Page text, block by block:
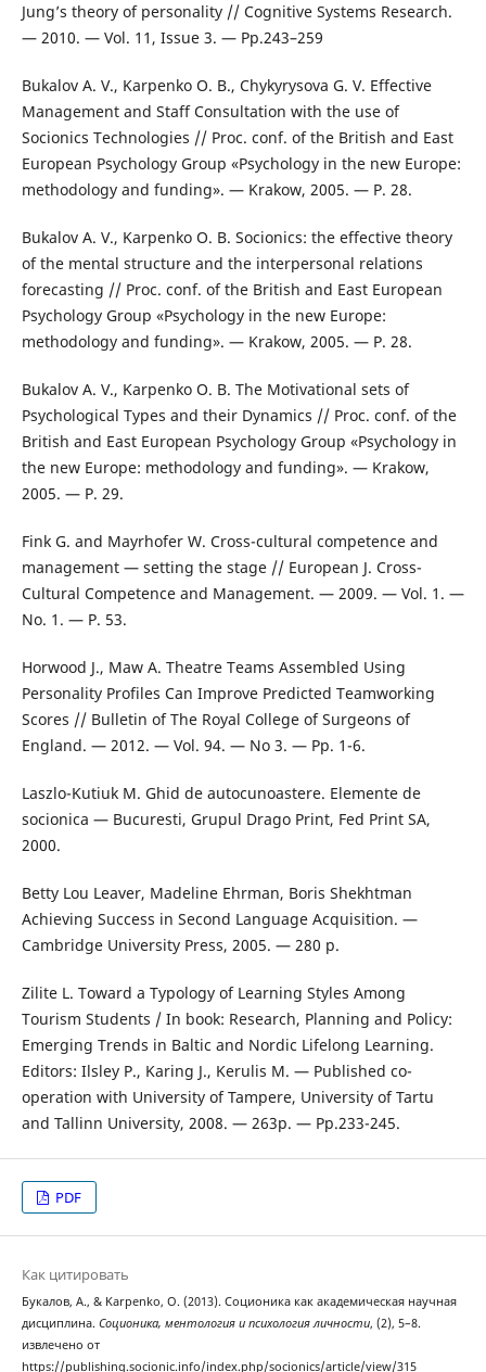
Jung’s theory of personality // Cognitive Systems Research.
— 2010. — Vol. 11, Issue 3. — Pp.243–259
Bukalov A. V., Karpenko O. B., Chykyrysova G. V. Effective
Management and Staff Consultation with the use of
Socionics Technologies // Proc. conf. of the British and East
European Psychology Group «Psychology in the new Europe:
methodology and funding». — Krakow, 2005. — P. 28.
Bukalov A. V., Karpenko O. B. Socionics: the effective theory
of the mental structure and the interpersonal relations
forecasting // Proc. conf. of the British and East European
Psychology Group «Psychology in the new Europe:
methodology and funding». — Krakow, 2005. — P. 28.
Bukalov A. V., Karpenko O. B. The Motivational sets of
Psychological Types and their Dynamics // Proc. conf. of the
British and East European Psychology Group «Psychology in
the new Europe: methodology and funding». — Krakow,
2005. — P. 29.
Fink G. and Mayrhofer W. Cross-cultural competence and
management — setting the stage // European J. Cross-
Cultural Competence and Management. — 2009. — Vol. 1. —
No. 1. — P. 53.
Horwood J., Maw A. Theatre Teams Assembled Using
Personality Profiles Can Improve Predicted Teamworking
Scores // Bulletin of The Royal College of Surgeons of
England. — 2012. — Vol. 94. — No 3. — Pp. 1-6.
Laszlo-Kutiuk M. Ghid de autocunoastere. Elemente de
socionica — Bucuresti, Grupul Drago Print, Fed Print SA,
2000.
Betty Lou Leaver, Madeline Ehrman, Boris Shekhtman
Achieving Success in Second Language Acquisition. —
Cambridge University Press, 2005. — 280 p.
Zilite L. Toward a Typology of Learning Styles Among
Tourism Students / In book: Research, Planning and Policy:
Emerging Trends in Baltic and Nordic Lifelong Learning.
Editors: Ilsley P., Karing J., Kerulis M. — Published co-
operation with University of Tampere, University of Tartu
and Tallinn University, 2008. — 263p. — Pp.233-245.
PDF
Как цитировать
Букалов, А., & Karpenko, O. (2013). Соционика как академическая научная
дисциплина. Соционика, ментология и психология личности, (2), 5–8.
извлечено от
https://publishing.socionic.info/index.php/socionics/article/view/315